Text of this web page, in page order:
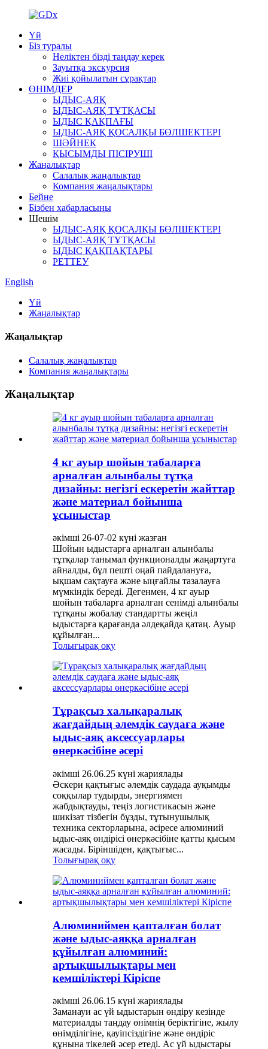
Үй
Біз туралы
Неліктен бізді таңдау керек
Зауытқа экскурсия
Жиі қойылатын сұрақтар
ӨНІМДЕР
ЫДЫС-АЯҚ
ЫДЫС-АЯҚ ТҰТҚАСЫ
ЫДЫС ҚАҚПАҒЫ
ЫДЫС-АЯҚ ҚОСАЛҚЫ БӨЛШЕКТЕРІ
ШӘЙНЕК
ҚЫСЫМДЫ ПІСІРУШІ
Жаңалықтар
Салалық жаңалықтар
Компания жаңалықтары
Бейне
Бізбен хабарласыңы
Шешім
ЫДЫС-АЯҚ ҚОСАЛҚЫ БӨЛШЕКТЕРІ
ЫДЫС-АЯҚ ТҰТҚАСЫ
ЫДЫС ҚАҚПАҚТАРЫ
РЕТТЕУ
English
Үй
Жаңалықтар
Жаңалықтар
Салалық жаңалықтар
Компания жаңалықтары
Жаңалықтар
4 кг ауыр шойын табаларға
арналған алынбалы тұтқа
дизайны: негізгі ескеретін жайттар
және материал бойынша
ұсыныстар
әкімші 26-07-02 күні жазған
Шойын ыдыстарға арналған алынбалы
тұтқалар танымал функционалды жаңартуға
айналды, бұл пешті оңай пайдалануға,
ықшам сақтауға және ыңғайлы тазалауға
мүмкіндік береді. Дегенмен, 4 кг ауыр
шойын табаларға арналған сенімді алынбалы
тұтқаны жобалау стандартты жеңіл
ыдыстарға қарағанда әлдеқайда қатаң. Ауыр
құйылған...
Толығырақ оқу
Тұрақсыз халықаралық
жағдайдың әлемдік саудаға және
ыдыс-аяқ аксессуарлары
өнеркәсібіне әсері
әкімші 26.06.25 күні жариялады
Әскери қақтығыс әлемдік саудада ауқымды
соққылар тудырды, энергиямен
жабдықтауды, теңіз логистикасын және
шикізат тізбегін бұзды, тұтынушылық
техника секторларына, әсіресе алюминий
ыдыс-аяқ өндірісі өнеркәсібіне қатты қысым
жасады. Біріншіден, қақтығыс...
Толығырақ оқу
Алюминиймен қапталған болат
және ыдыс-аяққа арналған
құйылған алюминий:
артықшылықтары мен
кемшіліктері Кіріспе
әкімші 26.06.15 күні жариялады
Заманауи ас үй ыдыстарын өндіру кезінде
материалды таңдау өнімнің беріктігіне, жылу
өнімділігіне, қауіпсіздігіне және өндіріс
құнына тікелей әсер етеді. Ас үй ыдыстары